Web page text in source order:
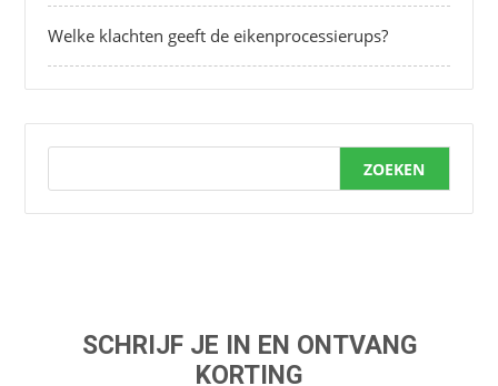
Welke klachten geeft de eikenprocessierups?
ZOEKEN